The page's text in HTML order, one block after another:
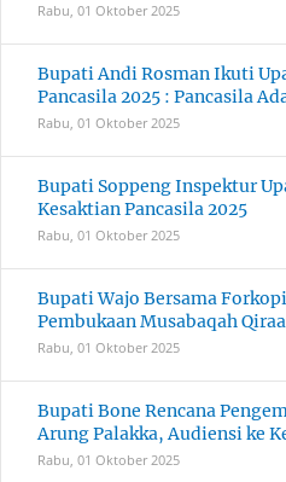
Rabu, 01 Oktober 2025
Bupati Andi Rosman Ikuti
Pancasila 2025 : Pancasila
Rabu, 01 Oktober 2025
Bupati Soppeng Inspektur
Kesaktian Pancasila 2025
Rabu, 01 Oktober 2025
Bupati Wajo Bersama
Pembukaan Musabaqah
Rabu, 01 Oktober 2025
Bupati Bone Rencana
Arung Palakka, Audiensi ke
Rabu, 01 Oktober 2025